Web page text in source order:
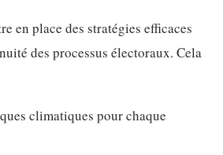
en place des stratégies efficaces
des processus électoraux. Cela
climatiques pour chaque